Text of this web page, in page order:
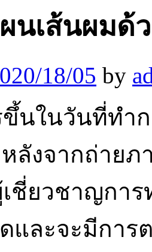
นเส้นผมด้
18/05 by
ขึ้นในวันที่ทำ
ลังจากถ่าย
ชี่ยวชาญกา
และจะมีกา